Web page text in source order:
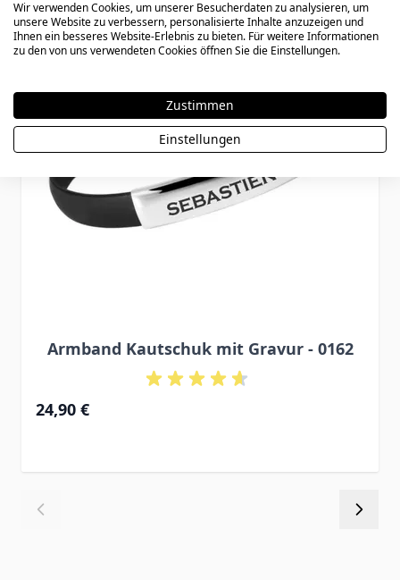
Armband Kautschuk mit Gravur - 0162
24,90 €
Wir verwenden Cookies, um unserer Besucherdaten zu analysieren, um
unsere Website zu verbessern, personalisierte Inhalte anzuzeigen und
Ihnen ein besseres Website-Erlebnis zu bieten. Für weitere Informationen
zu den von uns verwendeten Cookies öffnen Sie die Einstellungen.
Zustimmen
Einstellungen